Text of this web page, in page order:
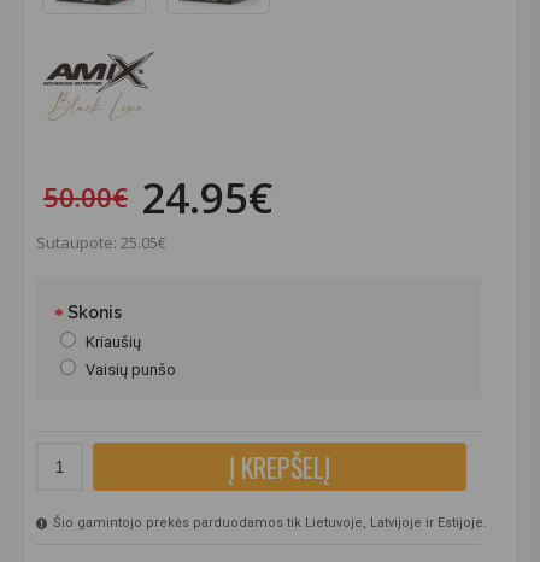
50.00€ 24.95€
Sutaupote: 25.05€
Skonis
Kriaušių
Vaisių punšo
Į KREPŠELĮ
Šio gamintojo prekės parduodamos tik Lietuvoje, Latvijoje ir Estijoje.